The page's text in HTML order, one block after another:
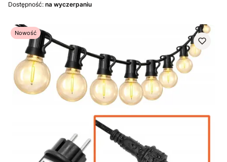
Dostępność: na wyczerpaniu
Nowość